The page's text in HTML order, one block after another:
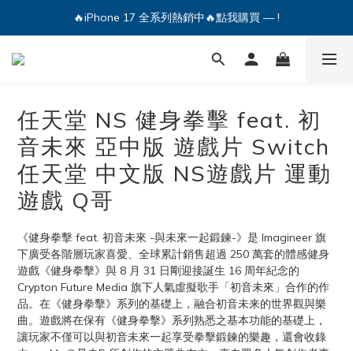
🔥iPhone 17 全系列熱銷中🔥點我購買 — !
🔥iPhone 17 全系列熱銷中🔥點我購買 — !
💕加入Q哥 Line 新好友領優惠券！🎫
任天堂 NS 健身拳擊 feat. 初
音未來 亞中版 遊戲片 Switch
任天堂 中文版 NS遊戲片 運動
遊戲 Q哥
《健身拳擊 feat. 初音未來 -與未來一起鍛鍊-》是 Imagineer 旗
下廣受各階層玩家喜愛、全球累計銷售超過 250 萬套的體感健身
遊戲《健身拳擊》與 8 月 31 日剛迎接誕生 16 周年紀念的
Crypton Future Media 旗下人氣虛擬歌手「初音未來」合作的作
品。在《健身拳擊》系列的基礎上，融合初音未来的世界觀與樂
曲。遊戲將在保有《健身拳擊》系列熟悉之基本功能的基礎上，
讓玩家不僅可以與初音未來一起享受拳擊鍛鍊的樂趣，還會收錄